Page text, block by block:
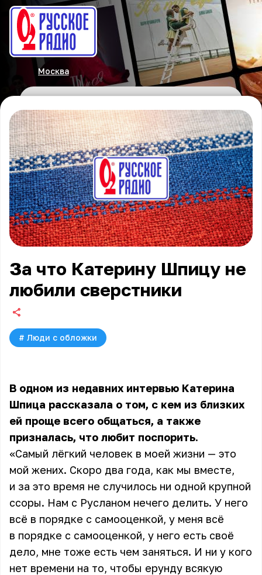
Москва
За что Катерину Шпицу не
любили сверстники
# Люди с обложки
В одном из недавних интервью Катерина
Шпица рассказала о том, с кем из близких
ей проще всего общаться, а также
призналась, что любит поспорить.
«Самый лёгкий человек в моей жизни — это
мой жених. Скоро два года, как мы вместе,
и за это время не случилось ни одной крупной
ссоры. Нам с Русланом нечего делить. У него
всё в порядке с самооценкой, у меня всё
в порядке с самооценкой, у него есть своё
дело, мне тоже есть чем заняться. И ни у кого
нет времени на то, чтобы ерунду всякую